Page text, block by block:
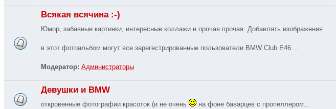
Всякая всячина :-)
Юмор, забавные картинки, интересные коллажи и прочая прочая. Добавлять изображения
в этот фотоальбом могут все зарегестрированные пользователи BMW Club E46 ...
Модератор: Администраторы
Девушки и BMW
откровенные фотографии красоток (и не очень на фоне баварцев с пропеллером...